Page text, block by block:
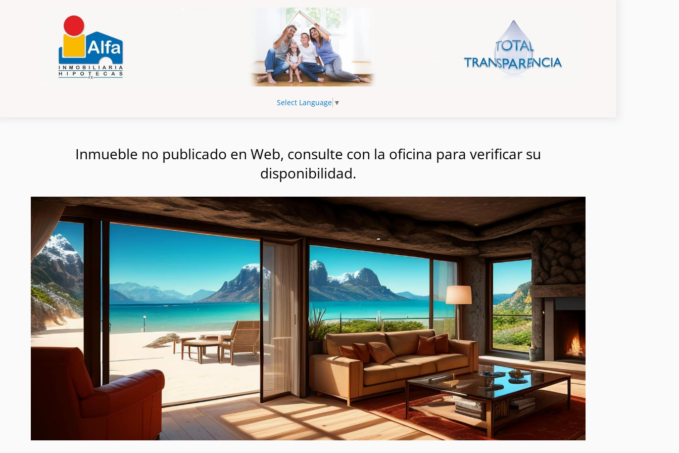
Select Language ▼
Inmueble no publicado en Web, consulte con la oficina para verificar su
disponibilidad.